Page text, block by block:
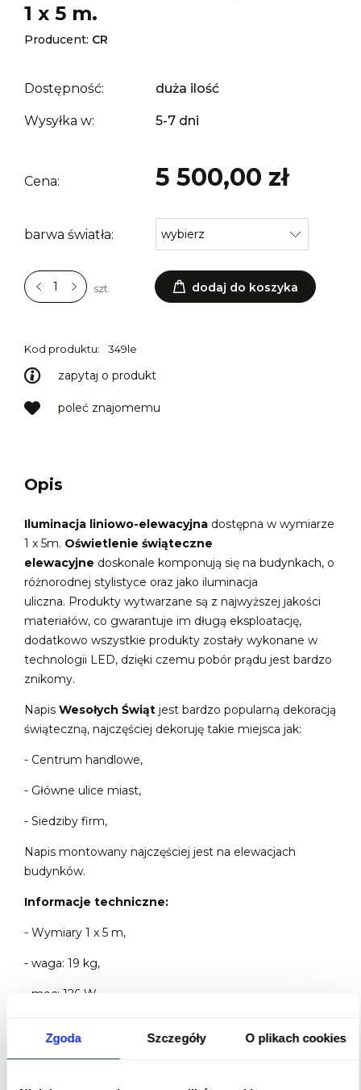
Zgoda Szczegóły O plikach cookies
1 x 5 m.
Producent: CR
Dostępność: duża ilość
Wysyłka w: 5-7 dni
Cena: 5 500,00 zł
barwa światła:
szt. dodaj do koszyka
Kod produktu: 349le
zapytaj o produkt
poleć znajomemu
Opis
Iluminacja liniowo-elewacyjna dostępna w wymiarze
1 x 5m. Oświetlenie świąteczne
elewacyjne doskonale komponują się na budynkach, o
różnorodnej stylistyce oraz jako iluminacja
uliczna. Produkty wytwarzane są z najwyższej jakości
materiałów, co gwarantuje im długą eksploatację,
dodatkowo wszystkie produkty zostały wykonane w
technologii LED, dzięki czemu pobór prądu jest bardzo
znikomy.
Napis Wesołych Świąt jest bardzo popularną dekoracją
świąteczną, najczęściej dekoruję takie miejsca jak:
- Centrum handlowe,
- Główne ulice miast,
- Siedziby firm,
Napis montowany najczęściej jest na elewacjach
budynków.
Informacje techniczne:
- Wymiary 1 x 5 m,
- waga: 19 kg,
- moc: 126 W,
- ilość diod 1510.
Przedstawiona wizualizacja jest jedynie poglądowa, w